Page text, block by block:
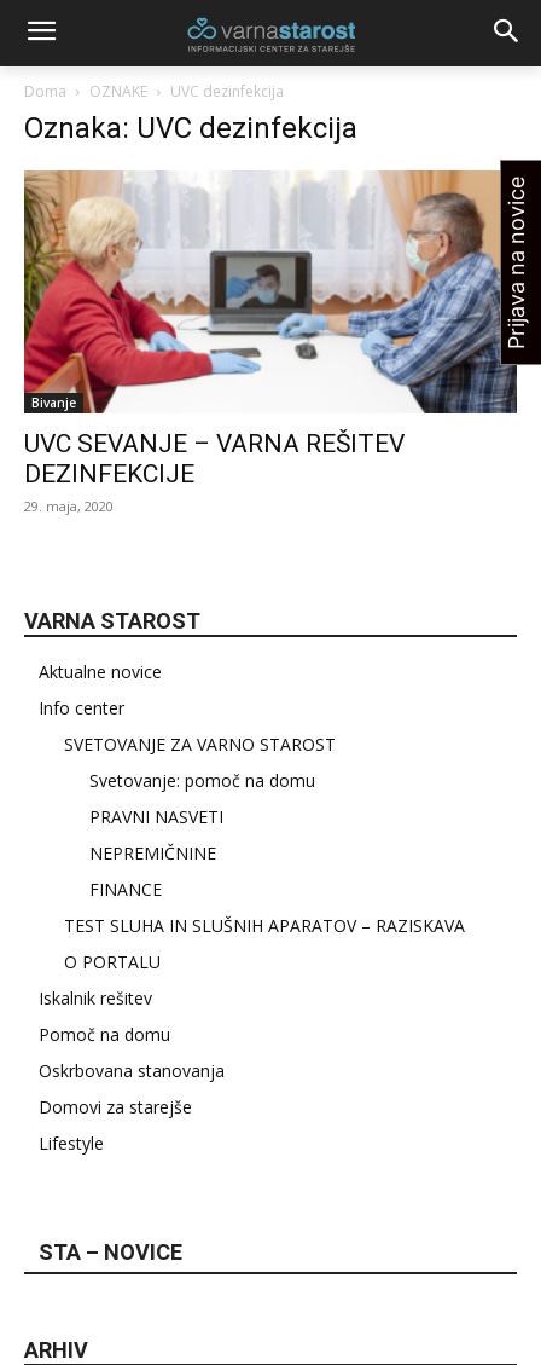
Doma OZNAKE UVC dezinfekcija
Oznaka: UVC dezinfekcija
Bivanje
UVC SEVANJE – VARNA REŠITEV
DEZINFEKCIJE
29. maja, 2020
VARNA STAROST
Aktualne novice
Info center
SVETOVANJE ZA VARNO STAROST
Svetovanje: pomoč na domu
PRAVNI NASVETI
NEPREMIČNINE
FINANCE
TEST SLUHA IN SLUŠNIH APARATOV – RAZISKAVA
O PORTALU
Iskalnik rešitev
Pomoč na domu
Oskrbovana stanovanja
Domovi za starejše
Lifestyle
STA – NOVICE
ARHIV
Prijava na novice